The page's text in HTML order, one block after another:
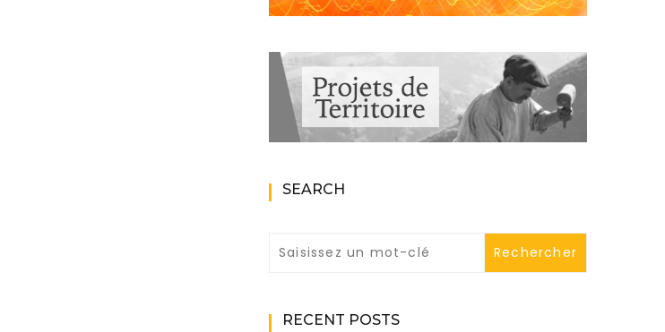
SEARCH
RECENT POSTS